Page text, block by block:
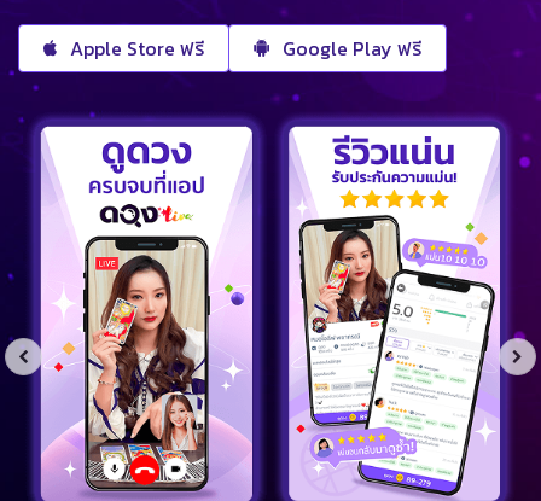
Apple Store ฟรี Google Play ฟรี